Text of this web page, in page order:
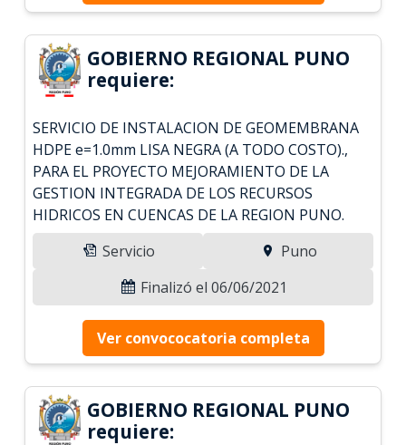
GOBIERNO REGIONAL PUNO
requiere:
SERVICIO DE INSTALACION DE GEOMEMBRANA
HDPE e=1.0mm LISA NEGRA (A TODO COSTO).,
PARA EL PROYECTO MEJORAMIENTO DE LA
GESTION INTEGRADA DE LOS RECURSOS
HIDRICOS EN CUENCAS DE LA REGION PUNO.
Servicio
Puno
Finalizó el 06/06/2021
Ver convococatoria completa
GOBIERNO REGIONAL PUNO
requiere: